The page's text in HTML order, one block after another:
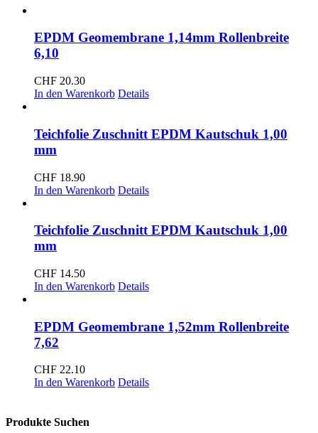
EPDM Geomembrane 1,14mm Rollenbreite
6,10
CHF 20.30
In den Warenkorb Details
Teichfolie Zuschnitt EPDM Kautschuk 1,00
mm
CHF 18.90
In den Warenkorb Details
Teichfolie Zuschnitt EPDM Kautschuk 1,00
mm
CHF 14.50
In den Warenkorb Details
EPDM Geomembrane 1,52mm Rollenbreite
7,62
CHF 22.10
In den Warenkorb Details
Produkte Suchen